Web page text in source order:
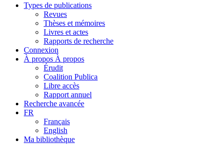
Types de publications
Revues
Thèses et mémoires
Livres et actes
Rapports de recherche
Connexion
À propos À propos
Érudit
Coalition Publica
Libre accès
Rapport annuel
Recherche avancée
FR
Français
English
Ma bibliothèque